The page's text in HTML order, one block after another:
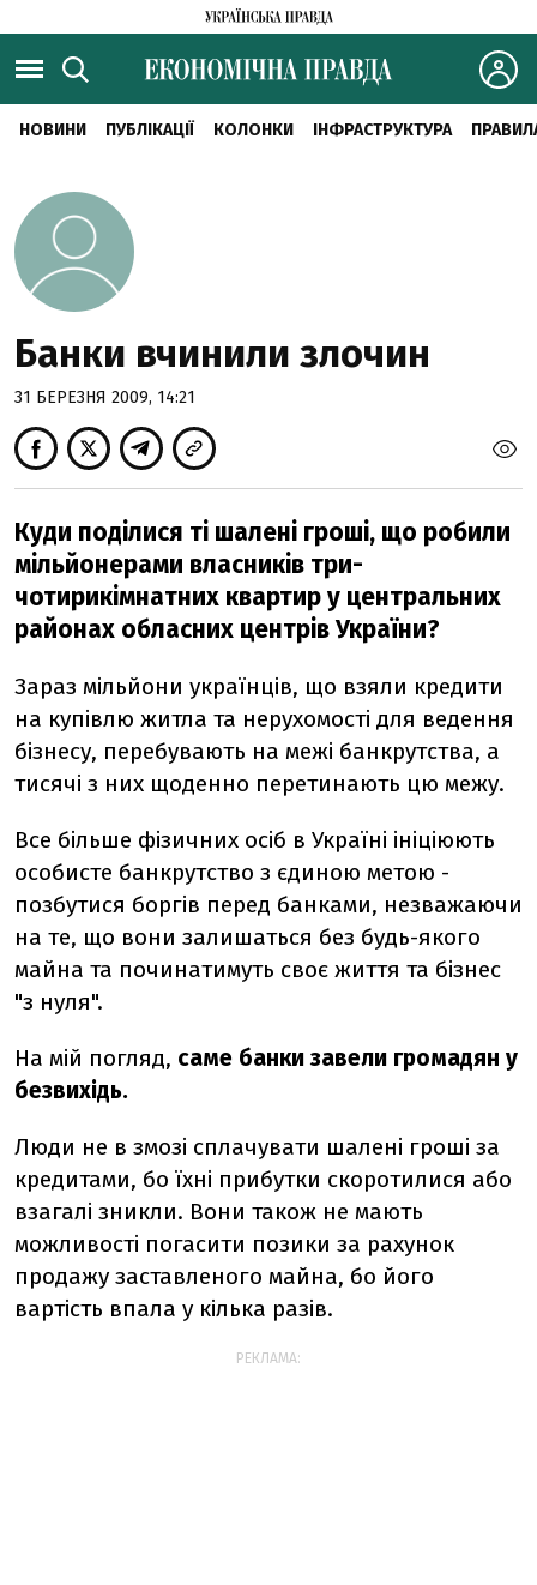
НОВИНИ ПУБЛІКАЦІЇ КОЛОНКИ ІНФРАСТРУКТУРА
Банки вчинили злочин
31 БЕРЕЗНЯ 2009, 14:21
Куди поділися ті шалені гроші, що робили
мільйонерами власників три-
чотирикімнатних квартир у центральних
районах обласних центрів України?
Зараз мільйони українців, що взяли кредити
на купівлю житла та нерухомості для ведення
бізнесу, перебувають на межі банкрутства, а
тисячі з них щоденно перетинають цю межу.
Все більше фізичних осіб в Україні ініціюють
особисте банкрутство з єдиною метою -
позбутися боргів перед банками, незважаючи
на те, що вони залишаться без будь-якого
майна та починатимуть своє життя та бізнес
"з нуля".
На мій погляд, саме банки завели громадян у
безвихідь.
Люди не в змозі сплачувати шалені гроші за
кредитами, бо їхні прибутки скоротилися або
взагалі зникли. Вони також не мають
можливості погасити позики за рахунок
продажу заставленого майна, бо його
вартість впала у кілька разів.
РЕКЛАМА: